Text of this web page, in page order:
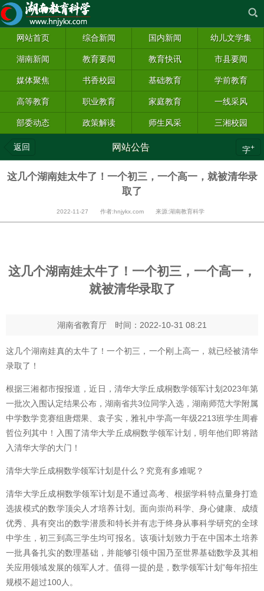
网站首页 综合新闻 国内新闻 幼儿文学集
湖南新闻 教育要闻 教育快讯 市县要闻
媒体聚焦 书香校园 基础教育 学前教育
高等教育 职业教育 家庭教育 一线采风
部委动态 政策解读 师生风采 三湘校园
返回 网站公告 字+
这几个湖南娃太牛了！一个初三，一个高一，就被清华录
取了
2022-11-27 作者:hnjykx.com 来源:湖南教育科学
这几个湖南娃太牛了！一个初三， 一个高一，
就被清华录取了
湖南省教育厅 时间： 2022-10-31 08:21
这几个湖南娃真的太牛了！一个初三 ， 一个刚上高一，就已经被清华
录取了！
根据三湘都市报报道 ，近日，清华大学丘成桐数学领军计划 2023年第
一批次入围认定结果公布 ， 湖南省共3位同学入选，湖南师范大学附属
中学数学竞赛组唐熠果、袁子实 ， 雅礼中学高一年级2213班学生周睿
哲位列其中！入围了清华大学丘成桐数学领军计划，明年他们即将踏
入清华大学的大门！
清华大学丘成桐数学领军计划是什么？究竟有多难呢？
清华大学丘成桐数学领军计划是不通过高考、根据学科特点量身打造
选拔模式的数学顶尖人才培养计划 。面向崇尚科学、身心健康、成绩
优秀、具有突出的数学潜质和特长并有志于终身从事科学研究的全球
中学生，初三到高三学生均可报名 。该项计划致力于在中国本土培养
一批具备扎实的数理基础，并能够引领中国乃至世界基础数学及其相
关应用领域发展的领军人才。值得一提的是，数学领军计划”每年招生
规模不超过100人 。